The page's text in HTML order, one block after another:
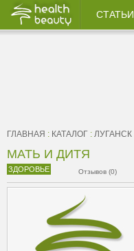
СТАТЬИ
ГЛАВНАЯ : КАТАЛОГ : ЛУГАНСК
МАТЬ И ДИТЯ
ЗДОРОВЬЕ Отзывов (0)